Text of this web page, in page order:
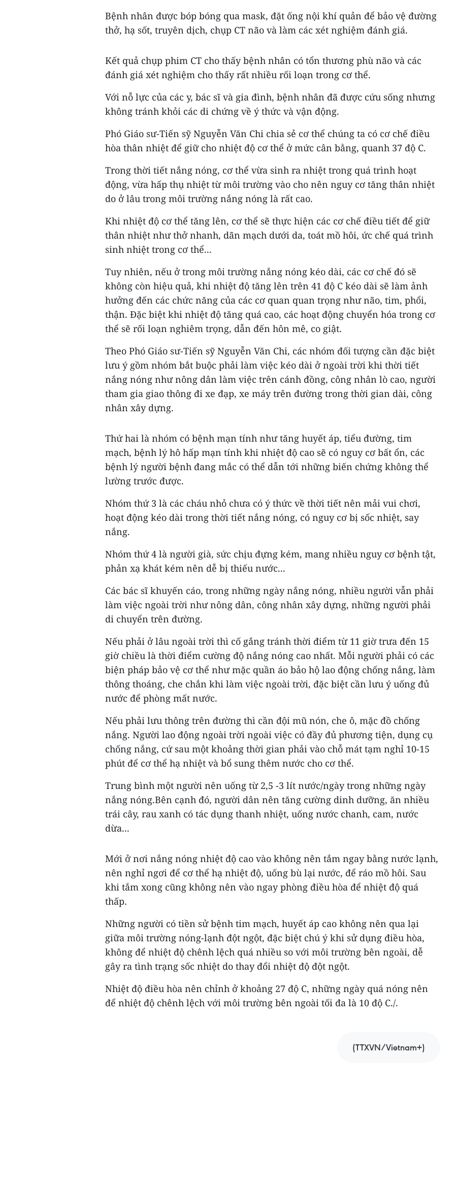
Bệnh nhân được bóp bóng qua mask, đặt ống nội khí quản để bảo vệ đường
thở, hạ sốt, truyên dịch, chụp CT não và làm các xét nghiệm đánh giá.
Kết quả chụp phim CT cho thấy bệnh nhân có tổn thương phù não và các
đánh giá xét nghiệm cho thấy rất nhiều rối loạn trong cơ thể.
Với nỗ lực của các y, bác sĩ và gia đình, bệnh nhân đã được cứu sống nhưng
không tránh khỏi các di chứng về ý thức và vận động.
Phó Giáo sư-Tiến sỹ Nguyễn Văn Chi chia sẻ cơ thể chúng ta có cơ chế điều
hòa thân nhiệt để giữ cho nhiệt độ cơ thể ở mức cân bằng, quanh 37 độ C.
Trong thời tiết nắng nóng, cơ thể vừa sinh ra nhiệt trong quá trình hoạt
động, vừa hấp thụ nhiệt từ môi trường vào cho nên nguy cơ tăng thân nhiệt
do ở lâu trong môi trường nắng nóng là rất cao.
Khi nhiệt độ cơ thể tăng lên, cơ thể sẽ thực hiện các cơ chế điều tiết để giữ
thân nhiệt như thở nhanh, dãn mạch dưới da, toát mồ hôi, ức chế quá trình
sinh nhiệt trong cơ thể...
Tuy nhiên, nếu ở trong môi trường nắng nóng kéo dài, các cơ chế đó sẽ
không còn hiệu quả, khi nhiệt độ tăng lên trên 41 độ C kéo dài sẽ làm ảnh
hưởng đến các chức năng của các cơ quan quan trọng như não, tim, phổi,
thận. Đặc biệt khi nhiệt độ tăng quá cao, các hoạt động chuyển hóa trong cơ
thể sẽ rối loạn nghiêm trọng, dẫn đến hôn mê, co giật.
Theo Phó Giáo sư-Tiến sỹ Nguyễn Văn Chi, các nhóm đối tượng cần đặc biệt
lưu ý gồm nhóm bắt buộc phải làm việc kéo dài ở ngoài trời khi thời tiết
nắng nóng như nông dân làm việc trên cánh đồng, công nhân lò cao, người
tham gia giao thông đi xe đạp, xe máy trên đường trong thời gian dài, công
nhân xây dựng.
Thứ hai là nhóm có bệnh mạn tính như tăng huyết áp, tiểu đường, tim
mạch, bệnh lý hô hấp mạn tính khi nhiệt độ cao sẽ có nguy cơ bất ổn, các
bệnh lý người bệnh đang mắc có thể dẫn tới những biến chứng không thể
lường trước được.
Nhóm thứ 3 là các cháu nhỏ chưa có ý thức về thời tiết nên mải vui chơi,
hoạt động kéo dài trong thời tiết nắng nóng, có nguy cơ bị sốc nhiệt, say
nắng.
Nhóm thứ 4 là người già, sức chịu đựng kém, mang nhiều nguy cơ bệnh tật,
phản xạ khát kém nên dễ bị thiếu nước...
Các bác sĩ khuyến cáo, trong những ngày nắng nóng, nhiều người vẫn phải
làm việc ngoài trời như nông dân, công nhân xây dựng, những người phải
di chuyển trên đường.
Nếu phải ở lâu ngoài trời thì cố gắng tránh thời điểm từ 11 giờ trưa đến 15
giờ chiều là thời điểm cường độ nắng nóng cao nhất. Mỗi người phải có các
biện pháp bảo vệ cơ thể như mặc quần áo bảo hộ lao động chống nắng, làm
thông thoáng, che chắn khi làm việc ngoài trời, đặc biệt cần lưu ý uống đủ
nước để phòng mất nước.
Nếu phải lưu thông trên đường thì cần đội mũ nón, che ô, mặc đồ chống
nắng. Người lao động ngoài trời ngoài việc có đầy đủ phương tiện, dụng cụ
chống nắng, cứ sau một khoảng thời gian phải vào chỗ mát tạm nghỉ 10-15
phút để cơ thể hạ nhiệt và bổ sung thêm nước cho cơ thể.
Trung bình một người nên uống từ 2,5 -3 lít nước/ngày trong những ngày
nắng nóng.Bên cạnh đó, người dân nên tăng cường dinh dưỡng, ăn nhiều
trái cây, rau xanh có tác dụng thanh nhiệt, uống nước chanh, cam, nước
dừa...
Mới ở nơi nắng nóng nhiệt độ cao vào không nên tắm ngay bằng nước lạnh,
nên nghỉ ngơi để cơ thể hạ nhiệt độ, uống bù lại nước, để ráo mồ hôi. Sau
khi tắm xong cũng không nên vào ngay phòng điều hòa để nhiệt độ quá
thấp.
Những người có tiền sử bệnh tim mạch, huyết áp cao không nên qua lại
giữa môi trường nóng-lạnh đột ngột, đặc biệt chú ý khi sử dụng điều hòa,
không để nhiệt độ chênh lệch quá nhiều so với môi trường bên ngoài, dễ
gây ra tình trạng sốc nhiệt do thay đổi nhiệt độ đột ngột.
Nhiệt độ điều hòa nên chỉnh ở khoảng 27 độ C, những ngày quá nóng nên
để nhiệt độ chênh lệch với môi trường bên ngoài tối đa là 10 độ C./.
(TTXVN/Vietnam+)